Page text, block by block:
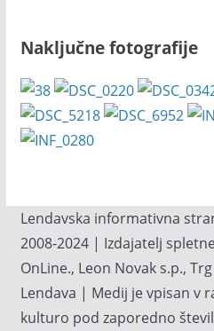
Naključne fotografije
Lendavska informativna
2008-2024 | Izdajatelj
OnLine., Leon Novak s.p.,
Lendava | Medij je vpisan v
kulturo pod zaporedno